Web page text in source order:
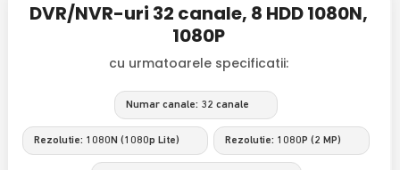
DVR/NVR-uri 32 canale, 8 HDD 1080N,
1080P
cu urmatoarele specificatii:
Numar canale: 32 canale
Rezolutie: 1080N (1080p Lite) Rezolutie: 1080P (2 MP)